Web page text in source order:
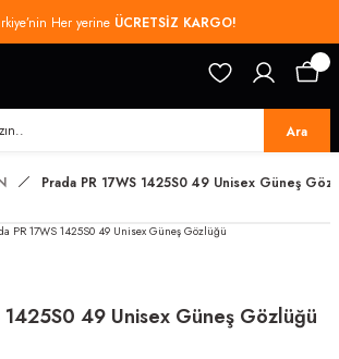
Her yerine ÜCRETSİZ KARGO!
Ara
Prada PR 17WS 1425S0 49 Unisex Güneş
1425S0 49 Unisex Güneş Gözlüğü